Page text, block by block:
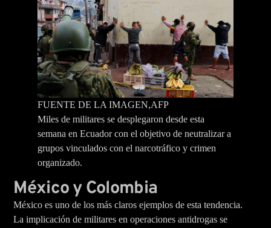
FUENTE DE LA IMAGEN,AFP
Miles de militares se desplegaron desde esta
semana en Ecuador con el objetivo de neutralizar a
grupos vinculados con el narcotráfico y crimen
organizado.
México y Colombia
México es uno de los más claros ejemplos de esta tendencia.
La implicación de militares en operaciones antidrogas se